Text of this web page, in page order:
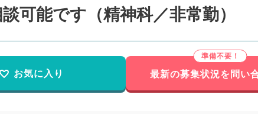
可能です（精神科／非常勤）
お気に入り 最新の募集状況を問い